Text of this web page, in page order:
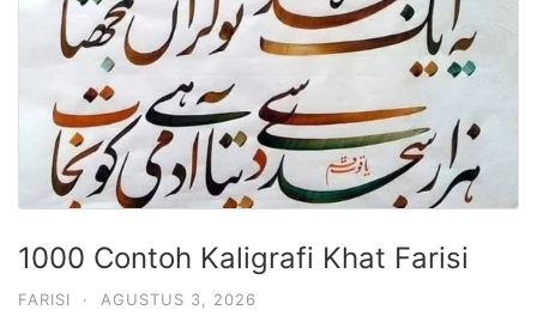
1000 Contoh Kaligrafi Khat Farisi
FARISI · AGUSTUS 3, 2026